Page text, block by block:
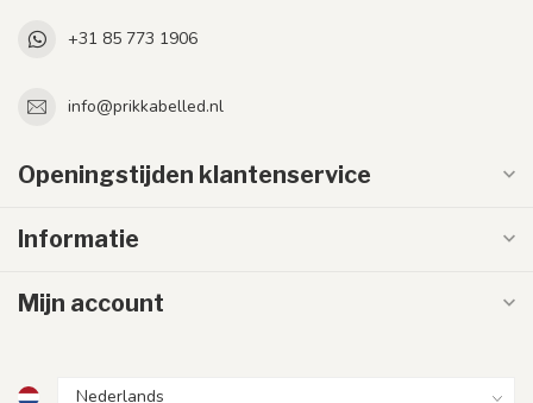
+31 85 773 1906
info@prikkabelled.nl
Openingstijden klantenservice
Informatie
Mijn account